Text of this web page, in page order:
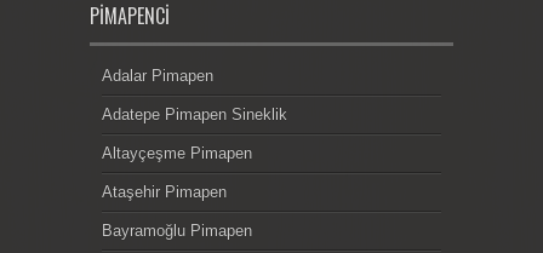
PIMAPENCI
Adalar Pimapen
Adatepe Pimapen Sineklik
Altayçeşme Pimapen
Ataşehir Pimapen
Bayramoğlu Pimapen